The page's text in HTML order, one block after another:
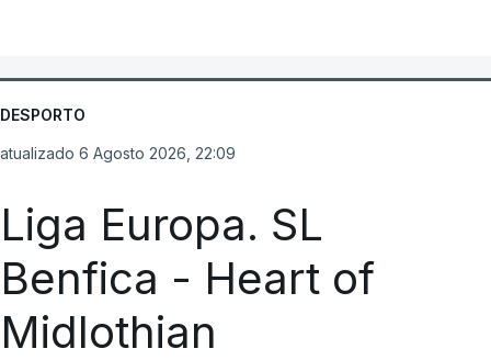
DESPORTO
atualizado 6 Agosto 2026, 22:09
Liga Europa. SL
Benfica - Heart of
Midlothian